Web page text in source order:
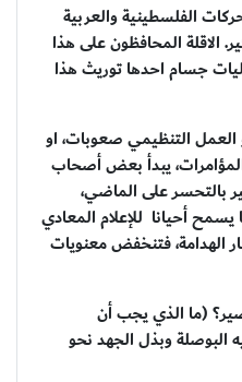
الفلسطينية والعربية
الاقلة المحافظون على هذا
جسام احدها توريث هذا
العمل التنظيمي صعوبات، او
يبدأ بعض أصحاب
بالتحسر على الماضي،
يسمح أحيانا للإعلام المعادي
الهدامة، فتنخفض معنويات
(ما الذي يجب أن
البوصلة وبذل الجهد نحو